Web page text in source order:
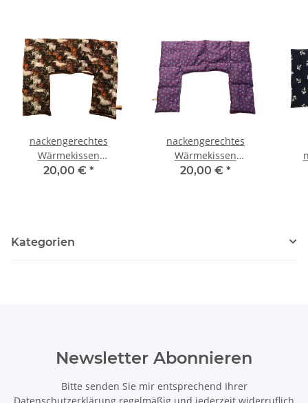
nackengerechtes
Wärmekissen
Rapssamen RNXXL31
20,00 € *
nackengerechtes
Wärmekissen
Rapssamen RNXXL70
20,00 € *
Kategorien
Newsletter Abonnieren
Bitte senden Sie mir entsprechend Ihrer